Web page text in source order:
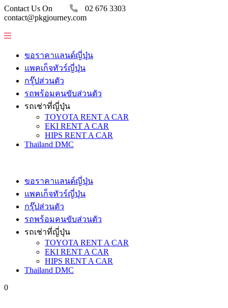
Contact Us On
02 676 3303
contact@pkgjourney.com
ขอราคาแลนด์ญี่ปุ่น
แพคเก็จทัวร์ญี่ปุ่น
กรุ๊ปส่วนตัว
รถพร้อมคนขับส่วนตัว
รถเช่าที่ญี่ปุ่น
TOYOTA RENT A CAR
EKI RENT A CAR
HIPS RENT A CAR
Thailand DMC
ขอราคาแลนด์ญี่ปุ่น
แพคเก็จทัวร์ญี่ปุ่น
กรุ๊ปส่วนตัว
รถพร้อมคนขับส่วนตัว
รถเช่าที่ญี่ปุ่น
TOYOTA RENT A CAR
EKI RENT A CAR
HIPS RENT A CAR
Thailand DMC
0